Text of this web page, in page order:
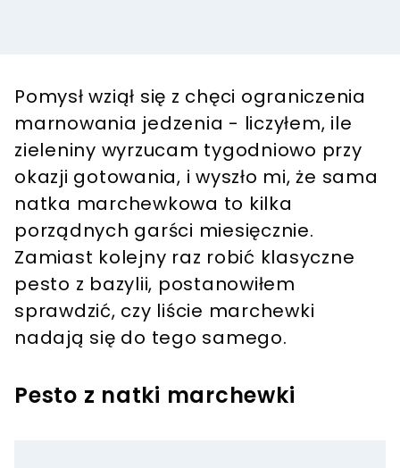
Pomysł wziął się z chęci ograniczenia
marnowania jedzenia - liczyłem, ile
zieleniny wyrzucam tygodniowo przy
okazji gotowania, i wyszło mi, że sama
natka marchewkowa to kilka
porządnych garści miesięcznie.
Zamiast kolejny raz robić klasyczne
pesto z bazylii, postanowiłem
sprawdzić, czy liście marchewki
nadają się do tego samego.
Pesto z natki marchewki